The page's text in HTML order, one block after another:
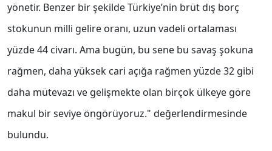
yönetir. Benzer bir şekilde Türkiye’nin brüt dış borç
stokunun milli gelire oranı, uzun vadeli ortalaması
yüzde 44 civarı. Ama bugün, bu sene bu savaş şokuna
rağmen, daha yüksek cari açığa rağmen yüzde 32 gibi
daha mütevazı ve gelişmekte olan birçok ülkeye göre
makul bir seviye öngörüyoruz." değerlendirmesinde
bulundu.